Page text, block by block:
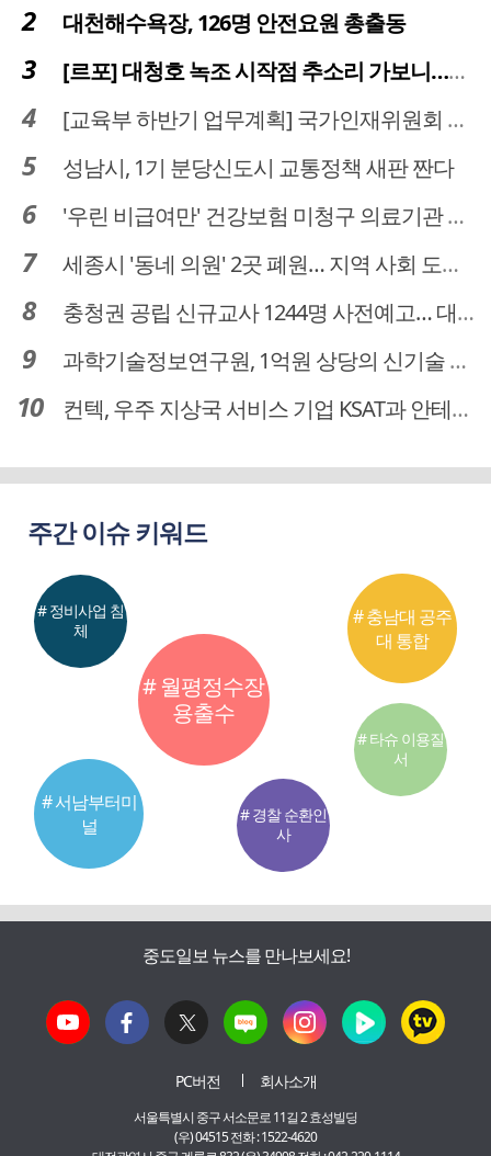
대천해수욕장, 126명 안전요원 총출동
[르포] 대청호 녹조 시작점 추소리 가보니…걷어내도 짙은 초록빛
[교육부 하반기 업무계획] 국가인재위원회 신설… 거점국립대 3곳 성장엔진·AI 분야 패키지 지원
성남시, 1기 분당신도시 교통정책 새판 짠다
'우린 비급여만' 건강보험 미청구 의료기관 대전 65곳 충남 31곳
세종시 '동네 의원' 2곳 폐원… 지역 사회 도마 위
충청권 공립 신규교사 1244명 사전예고… 대전 초등 34명서 4명으로
과학기술정보연구원, 1억원 상당의 신기술 기업 이전 완료
컨텍, 우주 지상국 서비스 기업 KSAT과 안테나 6기 계약 체결
주간 이슈 키워드
# 월평정수장
용출수
# 서남부터미
널
# 충남대 공주
대 통합
# 정비사업 침
체
# 경찰 순환인
사
# 타슈 이용질
서
중도일보 뉴스를 만나보세요!
PC버전 회사소개
서울특별시 중구 서소문로 11길 2 효성빌딩
(우) 04515 전화 : 1522-4620